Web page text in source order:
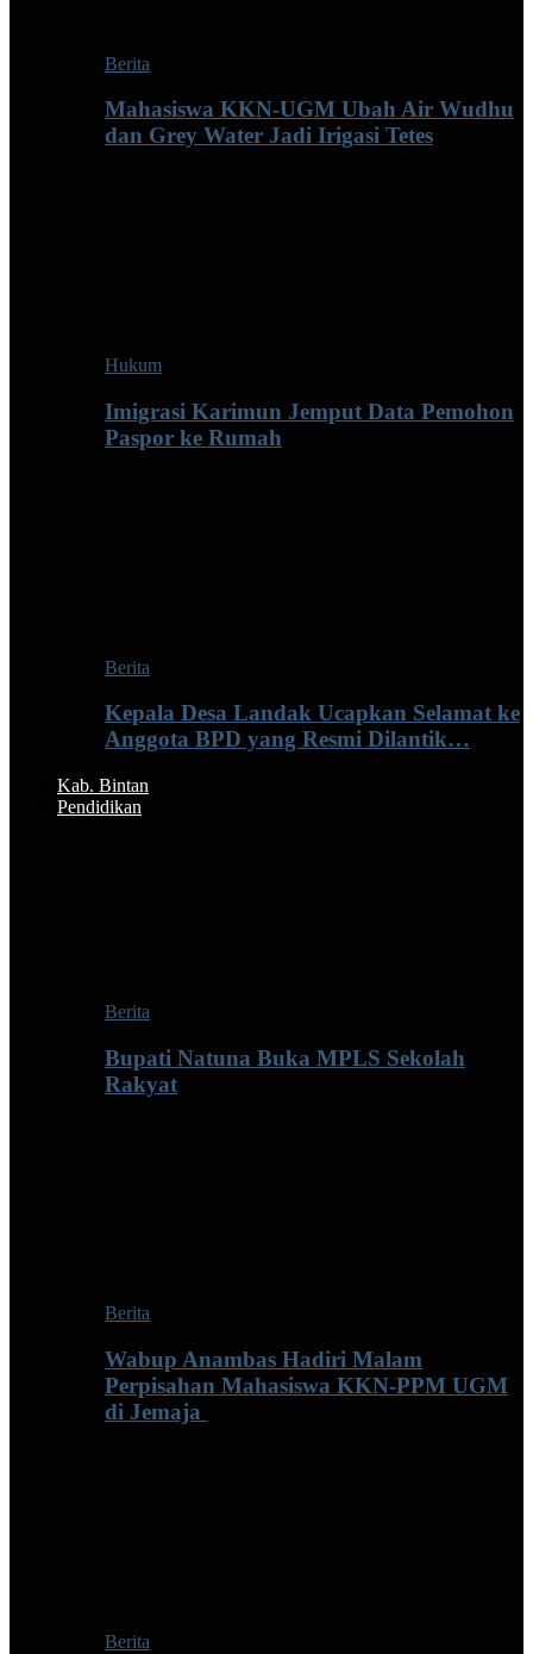
Berita
Mahasiswa KKN-UGM Ubah Air Wudhu
dan Grey Water Jadi Irigasi Tetes
Hukum
Imigrasi Karimun Jemput Data Pemohon
Paspor ke Rumah
Berita
Kepala Desa Landak Ucapkan Selamat ke
Anggota BPD yang Resmi Dilantik…
Kab. Bintan
Pendidikan
Berita
Bupati Natuna Buka MPLS Sekolah
Rakyat
Berita
Wabup Anambas Hadiri Malam
Perpisahan Mahasiswa KKN-PPM UGM
di Jemaja ‎
Berita